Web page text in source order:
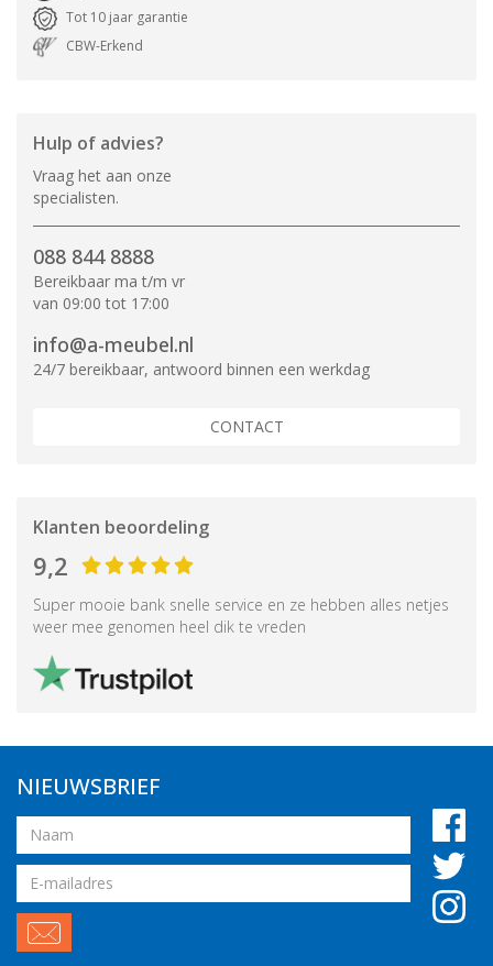
Tot 10 jaar garantie
CBW-Erkend
Hulp of advies?
Vraag het aan onze
specialisten.
088 844 8888
Bereikbaar ma t/m vr
van 09:00 tot 17:00
info@a-meubel.nl
24/7 bereikbaar, antwoord binnen een werkdag
CONTACT
Klanten beoordeling
9,2
Super mooie bank snelle service en ze hebben alles netjes
weer mee genomen heel dik te vreden
NIEUWSBRIEF
Naam
Email
adres